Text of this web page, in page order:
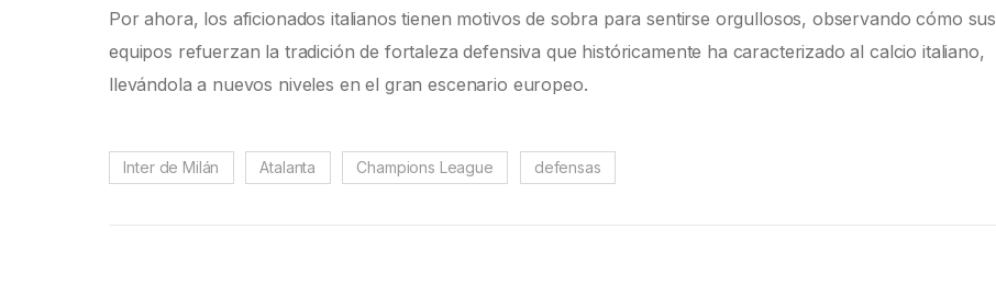
Por ahora, los aficionados italianos tienen motivos de sobra para sentirse orgullosos, observando cómo sus
equipos refuerzan la tradición de fortaleza defensiva que históricamente ha caracterizado al calcio italiano,
llevándola a nuevos niveles en el gran escenario europeo.
Inter de Milán Atalanta Champions League defensas